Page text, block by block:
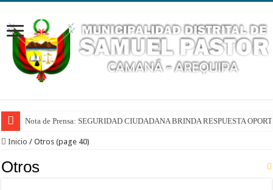
Nota de Prensa: SEGURIDAD CIUDADANA BRINDA RESPUESTA
Inicio / Otros (page 40)
Otros